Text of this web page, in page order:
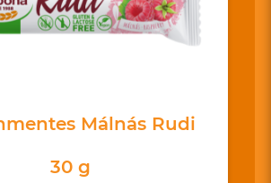
Málnás Rudi
30 g